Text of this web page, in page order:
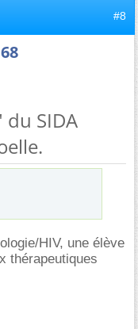
#8
du SIDA
HIV, une élève
thérapeutiques